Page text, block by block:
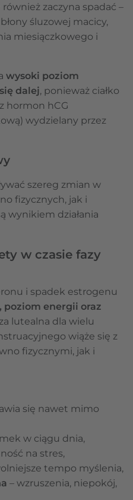
zaczyna spadać –
śluzowej macicy,
miesiączkowego i
wysoki poziom
dalej, ponieważ ciałko
hormon hCG
wydzielany przez
szereg zmian w
fizycznych, jak i
wynikiem działania
w czasie fazy
i spadek estrogenu
poziom energii oraz
lutealna dla wielu
wiąże się z
fizycznymi, jak i
się nawet mimo
w ciągu dnia,
na stres,
tempo myślenia,
– wzruszenia, niepokój,